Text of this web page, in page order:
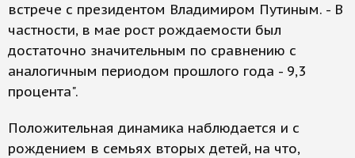
встрече с президентом Владимиром Путиным. - В
частности, в мае рост рождаемости был
достаточно значительным по сравнению с
аналогичным периодом прошлого года - 9,3
процента".
Положительная динамика наблюдается и с
рождением в семьях вторых детей, на что,